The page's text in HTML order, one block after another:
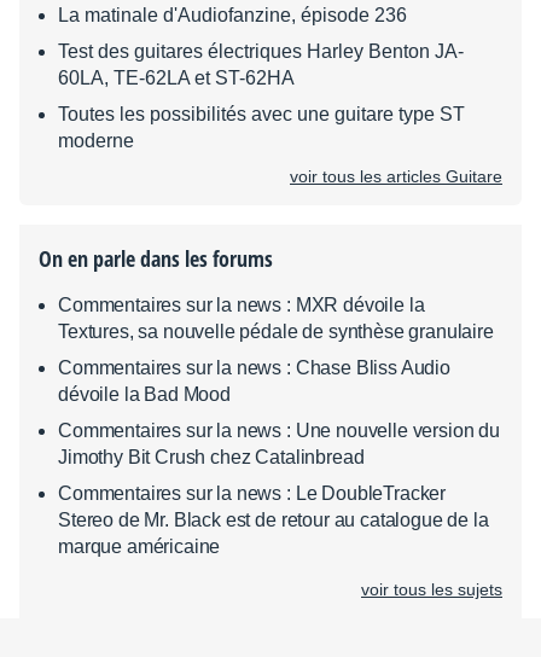
La matinale d'Audiofanzine, épisode 236
Test des guitares électriques Harley Benton JA-
60LA, TE-62LA et ST-62HA
Toutes les possibilités avec une guitare type ST
moderne
voir tous les articles Guitare
On en parle dans les forums
Commentaires sur la news : MXR dévoile la
Textures, sa nouvelle pédale de synthèse granulaire
Commentaires sur la news : Chase Bliss Audio
dévoile la Bad Mood
Commentaires sur la news : Une nouvelle version du
Jimothy Bit Crush chez Catalinbread
Commentaires sur la news : Le DoubleTracker
Stereo de Mr. Black est de retour au catalogue de la
marque américaine
voir tous les sujets